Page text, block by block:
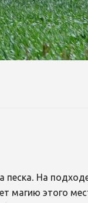
песка. На
магию этого